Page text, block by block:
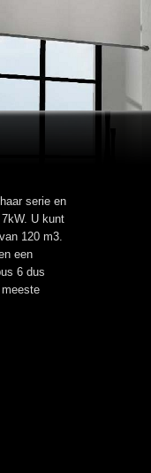
serie en
U kunt
120 m3.
een
6 dus